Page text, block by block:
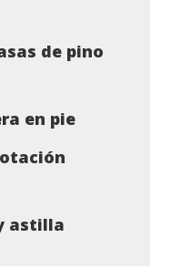
de pino
en pie
astilla